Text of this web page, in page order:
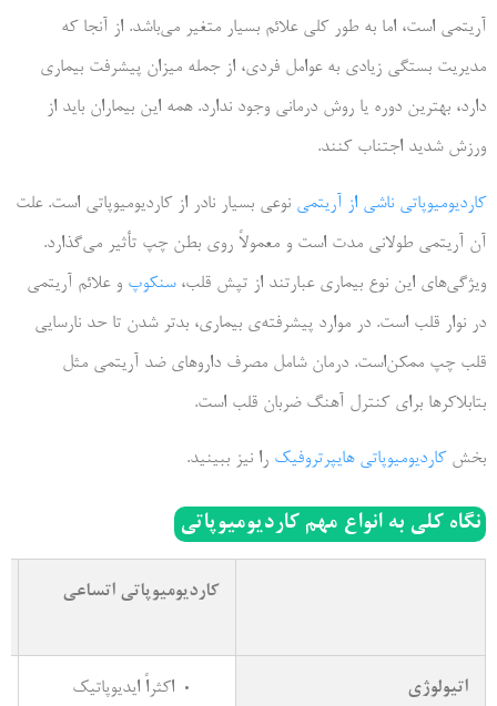
آریتمی است، اما به طور کلی علائم بسیار متغیر می­‌باشد. از آنجا که
مدیریت بستگی زیادی به عوامل فردی، از جمله میزان پیشرفت بیماری
دارد، بهترین دوره یا روش درمانی وجود ندارد. همه این بیماران باید از
ورزش شدید اجتناب کنند.
کاردیومیوپاتی ناشی از آریتمی نوعی بسیار نادر از کاردیومیوپاتی است. علت
آن آریتمی طولانی مدت است و معمولاً روی بطن چپ تأثیر می‌گذارد.
ویژگی‌های این نوع بیماری عبارتند از تپش قلب،سنکوپ و علائم آریتمی
در نوار قلب است. در موارد پیشرفته­‌ی بیماری، بدتر شدن تا حد نارسایی
قلب چپ ممکن‌­است. درمان شامل مصرف داروهای ضد آریتمی مثل
بتابلاکرها برای کنترل آهنگ ضربان قلب است.
بخشکاردیومیوپاتی هایپرتروفیک را نیز ببینید.
نگاه کلی به انواع مهم کاردیومیوپاتی
کاردیومیوپاتی اتساعی
اتیولوژی
اکثراً ایدیوپاتیک